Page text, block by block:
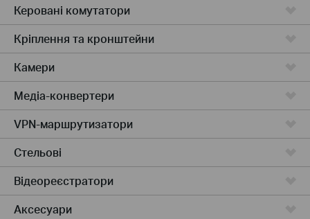
Керовані комутатори
Кріплення та кронштейни
Камери
Медіа-конвертери
VPN-маршрутизатори
Стельові
Відеореєстратори
Аксесуари